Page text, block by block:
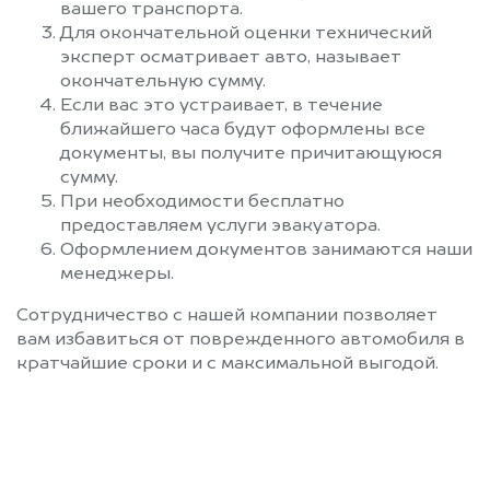
вашего транспорта.
Для окончательной оценки технический
эксперт осматривает авто, называет
окончательную сумму.
Если вас это устраивает, в течение
ближайшего часа будут оформлены все
документы, вы получите причитающуюся
сумму.
При необходимости бесплатно
предоставляем услуги эвакуатора.
Оформлением документов занимаются наши
менеджеры.
Сотрудничество с нашей компании позволяет
вам избавиться от поврежденного автомобиля в
кратчайшие сроки и с максимальной выгодой.